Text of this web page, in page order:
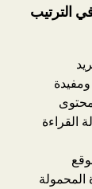
الترتيب
القراءة
المحمولة